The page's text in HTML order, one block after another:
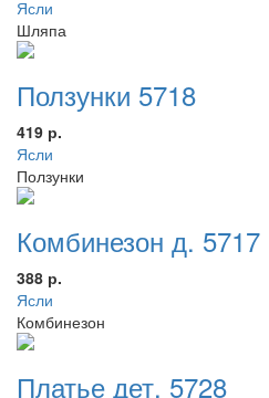
Ясли
Шляпа
Ползунки 5718
419 р.
Ясли
Ползунки
Комбинезон д. 5717
388 р.
Ясли
Комбинезон
Платье дет. 5728